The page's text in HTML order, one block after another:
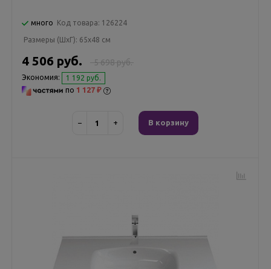
много Код товара: 126224
Размеры (ШxГ): 65x48 см
5 698 руб.
4 506 руб.
Экономия: 1 192 руб.
по 1 127 ₽
− + В корзину